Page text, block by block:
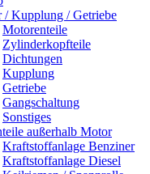
/ Kupplung / Getriebe
Motorenteile
Zylinderkopfteile
Dichtungen
Kupplung
Getriebe
Gangschaltung
Sonstiges
außerhalb Motor
Kraftstoffanlage Benziner
Kraftstoffanlage Diesel